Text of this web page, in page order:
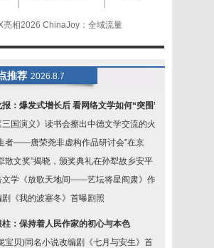
亮相2026 ChinaJoy：全域流量
Technology确认亮相 China
拾光！」ChinaJoy 摄影区招
Cosplay超级联赛华
推荐 2026.8.7
：爆发式增长后 看网络文学如何“突围”
国演义》读书会擦出中德文学交流的火
者——唐荣尧非虚构作品研讨会”在京
散文奖”揭晓，颁奖典礼在孙犁故乡安平
文学《放歌天地间——艺坛将星阎肃》作
剧《我的波塞冬》首曝剧照
柱：保持着人民作家的初心与本色
宝贝)同名小说改编剧《七月与安生》首